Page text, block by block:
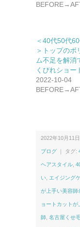
＜40代50代
＞トップのボ
ム不足を解消
くびれショー
2022-10-04
2022年10月11
ブログ ｜ タグ:
ヘアスタイル
い エイジング
が上手い美容師
ョートカット
師 名古屋くせ